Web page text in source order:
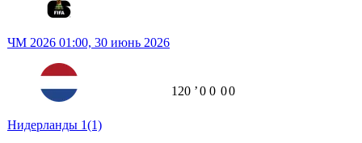
ЧМ 2026 01:00, 30 июнь 2026
Нидерланды 1(1)
120 ʼ0 0 00